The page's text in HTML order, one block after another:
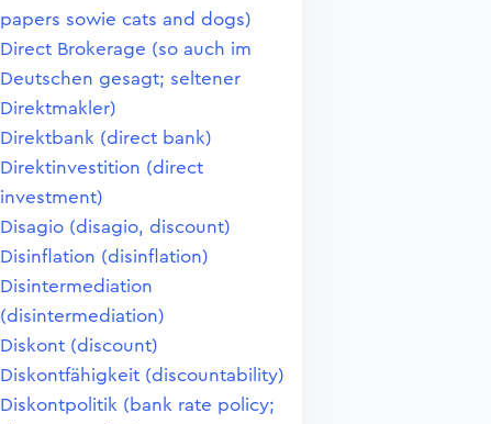
papers sowie cats and dogs)
Direct Brokerage (so auch im
Deutschen gesagt; seltener
Direktmakler)
Direktbank (direct bank)
Direktinvestition (direct
investment)
Disagio (disagio, discount)
Disinflation (disinflation)
Disintermediation
(disintermediation)
Diskont (discount)
Diskontfähigkeit (discountability)
Diskontpolitik (bank rate policy;